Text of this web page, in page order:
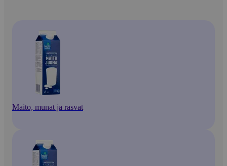
Maito, munat ja rasvat